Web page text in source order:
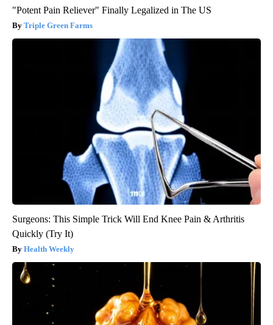
"Potent Pain Reliever" Finally Legalized in The US
Triple Green Farms
Surgeons: This Simple Trick Will End Knee Pain & Arthritis
Quickly (Try It)
Health Weekly